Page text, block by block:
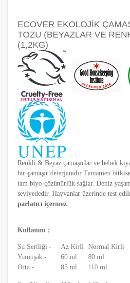
ECOVER EKOLOJİK
TOZU (BEYAZLAR VE
(1,2KG)
Renkli & Beyaz çamaşırlar ve bebek
bir çamaşır deterjanıdır Tamamen
tam biyo-çözünürlük sağlar. Deniz
seviyededir. Hayvanlar üzerinde test
parlatıcı içermez.
Kullanım ;
Su Sertliği - Az Kirli Normal Kirli
Yumuşak -
60 ml 80 ml
Orta -
85 ml 110 ml